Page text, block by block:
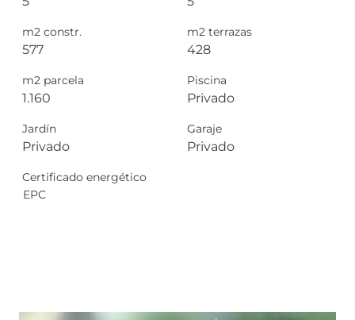
m2 constr.
577
m2 terrazas
428
m2 parcela
1.160
Piscina
Privado
Jardín
Privado
Garaje
Privado
Certificado energético
EPC